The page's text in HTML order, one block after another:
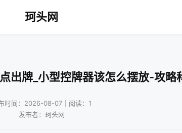
珂头网
出牌_小型控牌器该怎么摆放-攻略
时间：2026-08-07｜阅读：1
发布者：珂头网